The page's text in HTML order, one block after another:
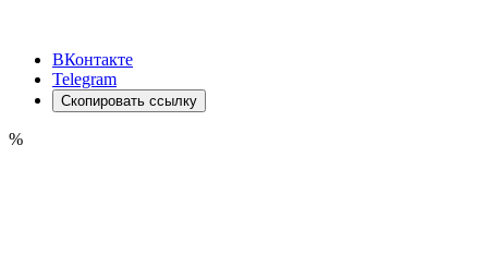
ВКонтакте
Telegram
Скопировать ссылку
%